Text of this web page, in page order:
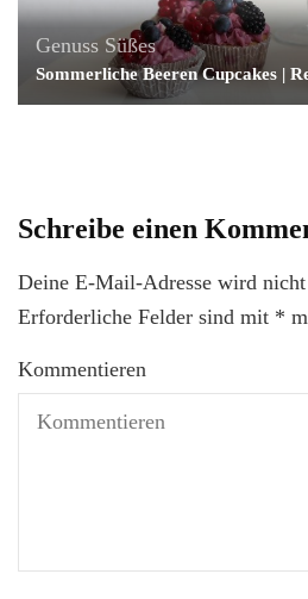
Genuss Süßes
Sommerliche Beeren Cupcakes |
Schreibe einen
Deine E-Mail-Adresse wird
Erforderliche Felder sind mit *
Kommentieren